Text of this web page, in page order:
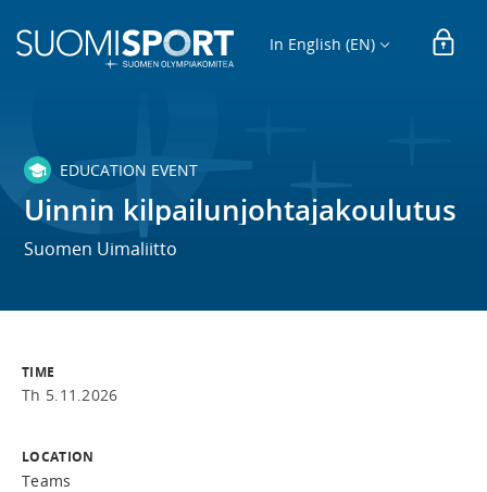
In English (EN)
EDUCATION EVENT
Uinnin kilpailunjohtajakoulutus
Suomen Uimaliitto
TIME
Th 5.11.2026
LOCATION
Teams